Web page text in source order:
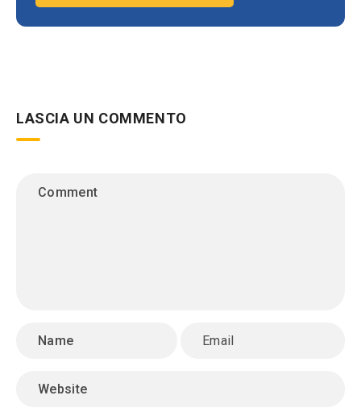
LASCIA UN COMMENTO